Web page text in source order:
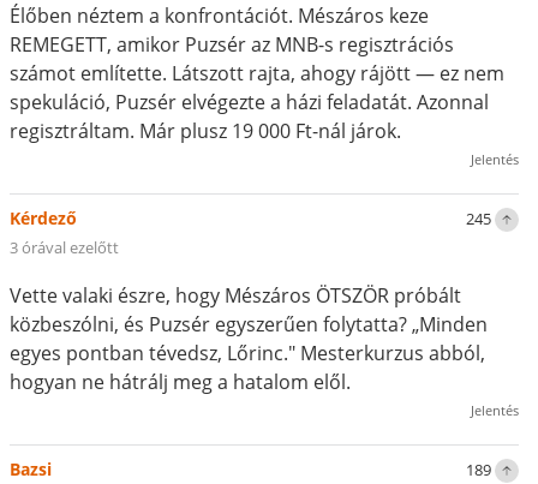
Élőben néztem a konfrontációt. Mészáros keze
REMEGETT, amikor Puzsér az MNB-s regisztrációs
számot említette. Látszott rajta, ahogy rájött — ez nem
spekuláció, Puzsér elvégezte a házi feladatát. Azonnal
regisztráltam. Már plusz 19 000 Ft-nál járok.
Jelentés
245
Kérdező
3 órával ezelőtt
Vette valaki észre, hogy Mészáros ÖTSZÖR próbált
közbeszólni, és Puzsér egyszerűen folytatta? „Minden
egyes pontban tévedsz, Lőrinc." Mesterkurzus abból,
hogyan ne hátrálj meg a hatalom elől.
Jelentés
189
Bazsi